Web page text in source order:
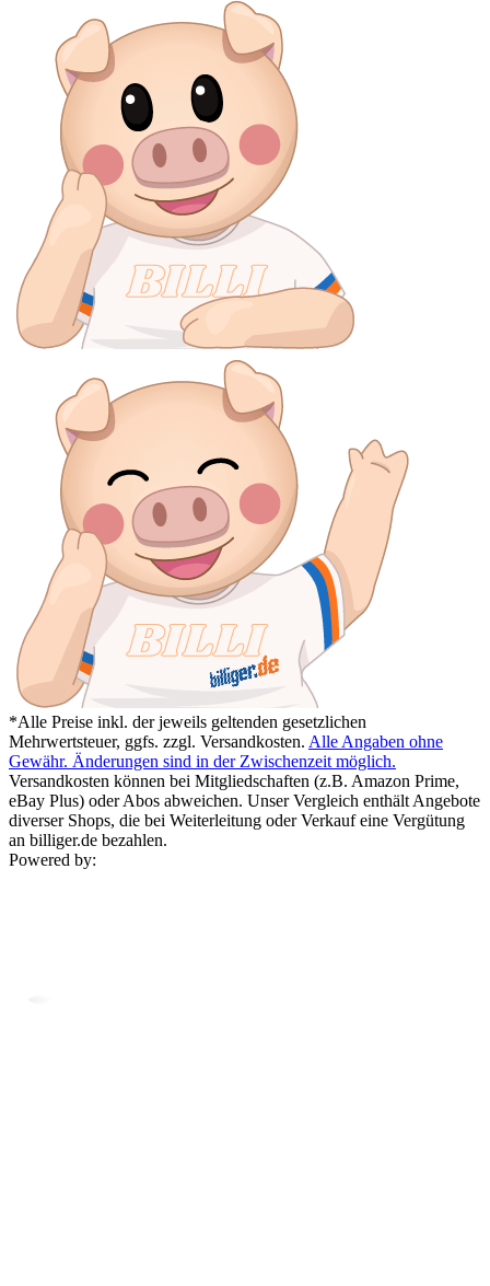
*Alle Preise inkl. der jeweils geltenden gesetzlichen
Mehrwertsteuer, ggfs. zzgl. Versandkosten. Alle Angaben ohne
Gewähr. Änderungen sind in der Zwischenzeit möglich.
Versandkosten können bei Mitgliedschaften (z.B. Amazon Prime,
eBay Plus) oder Abos abweichen. Unser Vergleich enthält Angebote
diverser Shops, die bei Weiterleitung oder Verkauf eine Vergütung
an billiger.de bezahlen.
Powered by: